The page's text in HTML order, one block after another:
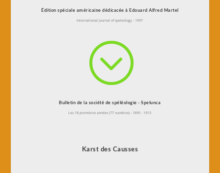
Édition spéciale américaine dédicacée à Edouard Alfred Martel
International journal of speleology - 1997
;
Bulletin de la société de spéléologie - Spelunca
Les 18 premières années (77 numéros) - 1895 - 1913
Karst des Causses